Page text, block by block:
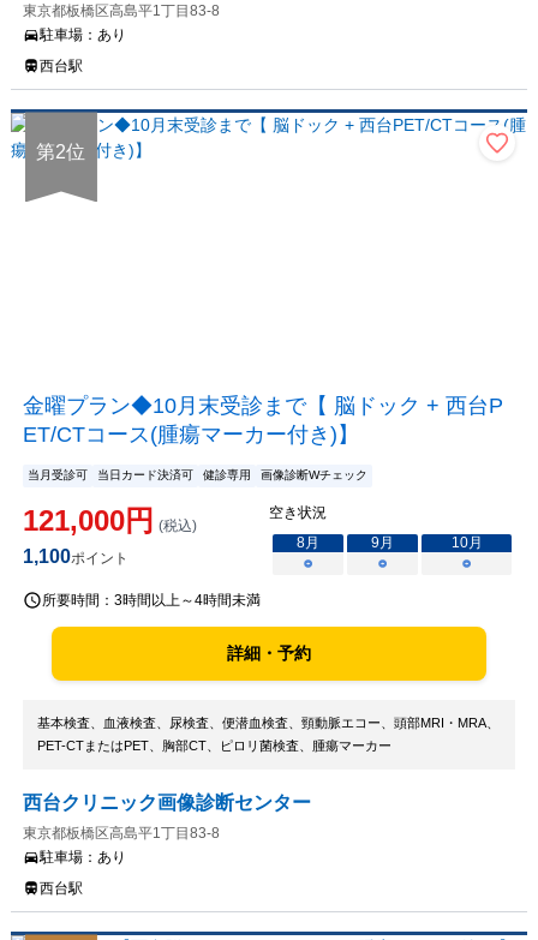
東京都板橋区高島平1丁目83-8
駐車場： あり
西台駅
第2位
金曜プラン◆10月末受診まで【 脳ドック + 西台P
ET/CTコース(腫瘍マーカー付き)】
当月受診可 当日カード決済可 健診専用 画像診断Wチェック
121,000円 (税込)
1,100ポイント
空き状況
8月 9月 10月
○
○ ○
所要時間： 3時間以上～4時間未満
詳細・予約
基本検査、血液検査、尿検査、便潜血検査、頸動脈エコー、頭部MRI・MRA、
PET-CTまたはPET、胸部CT、ピロリ菌検査、腫瘍マーカー
西台クリニック画像診断センター
東京都板橋区高島平1丁目83-8
駐車場： あり
西台駅